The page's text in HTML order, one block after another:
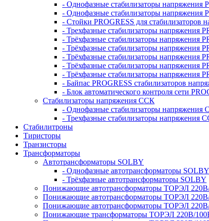
- Однофазные стабилизаторы напряжения
- Однофазные стабилизаторы напряжения
- Стойки PROGRESS для стабилизаторов
- Трехфазные стабилизаторы напряжения
- Трёхфазные стабилизаторы напряжения
- Трёхфазные стабилизаторы напряжения
- Трёхфазные стабилизаторы напряжения
- Трёхфазные стабилизаторы напряжения
- Трёхфазные стабилизаторы напряжения
- Байпас PROGRESS стабилизаторов
- Блок автоматического контроля сети
Стабилизаторы напряжения ССК
- Однофазные стабилизаторы напряжения
- Трехфазные стабилизаторы напряжения
Стабилитроны
Тиристоры
Транзисторы
Трансформаторы
Автотрансформаторы SOLBY
- Однофазные автотрансформаторы SOLBY
- Трёхфазные автотрансформаторы SOLBY
Понижающие автотрансформаторы ТОРЭЛ
Понижающие автотрансформаторы ТОРЭЛ
Понижающие автотрансформаторы ТОРЭЛ
Понижающие трансформаторы ТОРЭЛ 220В/100В